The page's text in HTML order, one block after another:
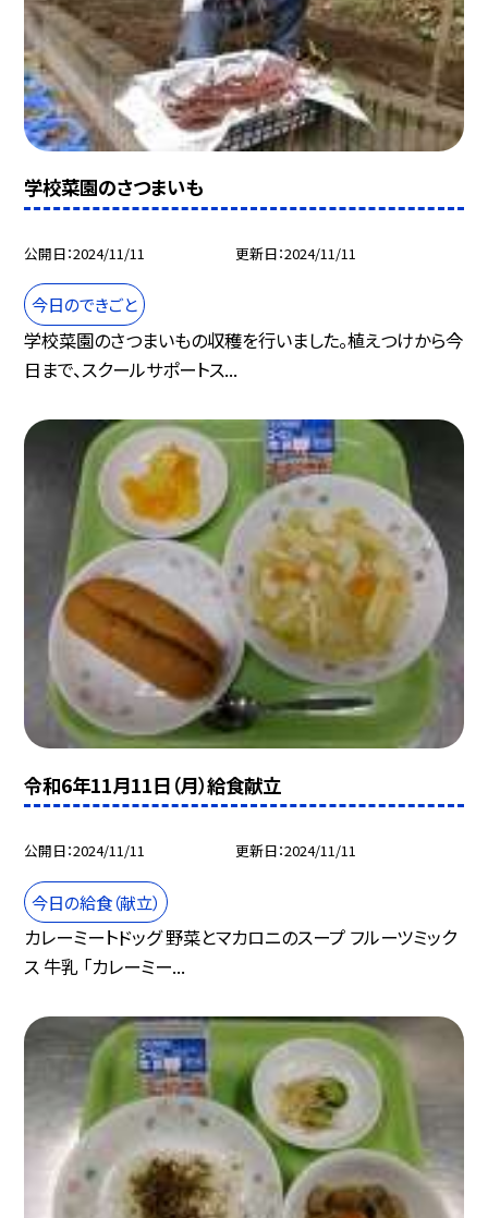
学校菜園のさつまいも
公開日 2024/11/11 更新日 2024/11/11
今日のできごと
学校菜園のさつまいもの収穫を行いました。植えつけから今
日まで、スクールサポートス...
令和6年11月11日（月）給食献立
公開日 2024/11/11 更新日 2024/11/11
今日の給食（献立）
カレーミートドッグ 野菜とマカロニのスープ フルーツミック
ス 牛乳 「カレーミー...